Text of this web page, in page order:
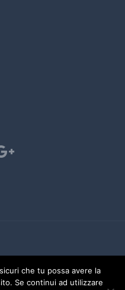
che tu possa avere la
Se continui ad utilizzare